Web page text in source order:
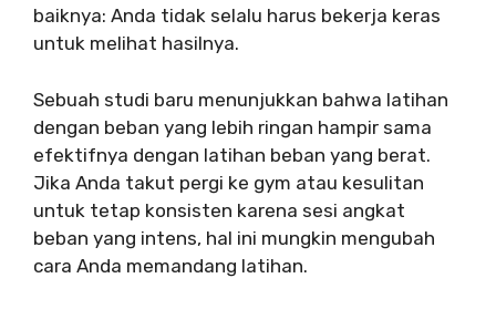
baiknya: Anda tidak selalu harus bekerja keras
untuk melihat hasilnya.
Sebuah studi baru menunjukkan bahwa latihan
dengan beban yang lebih ringan hampir sama
efektifnya dengan latihan beban yang berat.
Jika Anda takut pergi ke gym atau kesulitan
untuk tetap konsisten karena sesi angkat
beban yang intens, hal ini mungkin mengubah
cara Anda memandang latihan.